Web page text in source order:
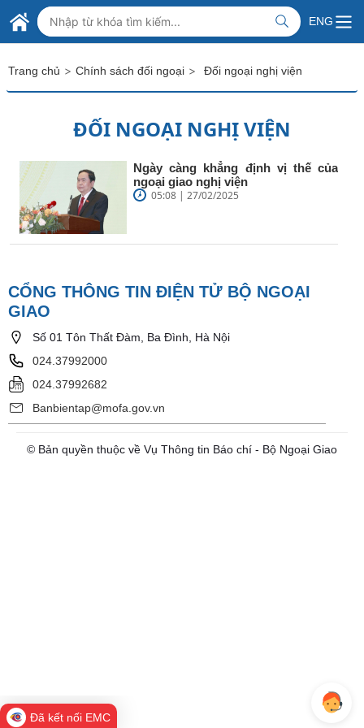
Skip to Main Content
BỘ NGOẠI GIAO VIỆT NAM
MINISTRY OF FOREIGN AFFAIRS
ENG
Trang chủ > Chính sách đối ngoại > Đối ngoại nghị viện
ĐỐI NGOẠI NGHỊ VIỆN
Ngày càng khẳng định vị thế của
ngoại giao nghị viện
05:08 | 27/02/2025
CỔNG THÔNG TIN ĐIỆN TỬ BỘ NGOẠI
GIAO
Số 01 Tôn Thất Đàm, Ba Đình, Hà Nội
024.37992000
024.37992682
Banbientap@mofa.gov.vn
© Bản quyền thuộc về Vụ Thông tin Báo chí - Bộ Ngoại Giao
Đã kết nối EMC